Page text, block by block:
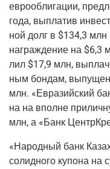
евро­об­ли­га­ции,
года, выпла­тив
ной долг в $134,3
на­граж­де­ние на $6,3
лил $17,9 млн,
ным бон­дам,
млн. «Евразий­ский
на на вполне
млн, а «Банк
«Народ­ный банк
солид­но­го купо­на на